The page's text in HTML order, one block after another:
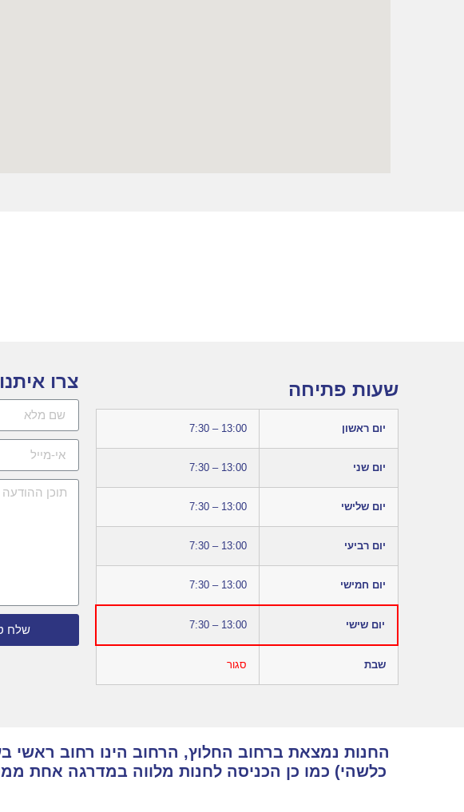
שעות פתיחה
יום ראשון 7:30 – 13:00
יום שני 7:30 – 13:00
יום שלישי 7:30 – 13:00
יום רביעי 7:30 – 13:00
יום חמישי 7:30 – 13:00
יום שישי 7:30 – 13:00
שבת סגור
צרו
שלח
החנות נמצאת ברחוב החלוץ, הרחוב הינו רחוב ראשי
כלשהי) כמו כן הכניסה לחנות מלווה במדרגה אחת